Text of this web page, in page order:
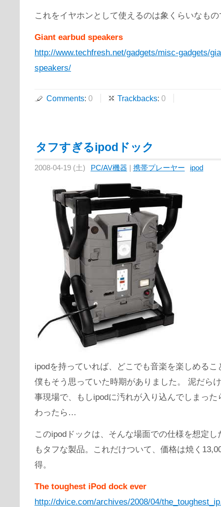
これをイヤホンとして使えるのは象くらいなも
Giant earbud speakers
http://www.techfresh.net/gadgets/misc-gadgets/
speakers/
Comments: 0 Trackbacks: 0
タフすぎるipodドック
2008-04-19 (土) PC/AV機器 携帯プレーヤー ipod
ipodを持っていれば、どこでも音楽を楽しめる
僕もそう思っていた時期がありました。 泥だら
事現場で、もしipodに汚れが入り込んでしまっ
わったら…
このipodドックは、そんな場面での仕様を想定し
もタフな製品。これだけついて、価格は焼く
得。
The toughest iPod dock ever
http://dvice.com/archives/2008/04/